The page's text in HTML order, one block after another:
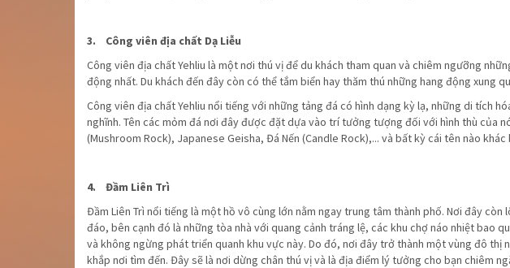
3. Công viên địa chất Dạ Liễu
Công viên địa chất Yehliu là một nơi thú vị để du khách tham quan và chiêm ngưỡng
động nhất. Du khách đến đây còn có thể tắm biển hay thăm thú những hang động xung
Công viên địa chất Yehliu nổi tiếng với những tảng đá có hình dạng kỳ lạ, những di tích
nghĩnh. Tên các mỏm đá nơi đây được đặt dựa vào trí tưởng tượng đối với hình thù của
(Mushroom Rock), Japanese Geisha, Đá Nến (Candle Rock),... và bất kỳ cái tên nào
4. Đầm Liên Trì
Đầm Liên Trì nổi tiếng là một hồ vô cùng lớn nằm ngay trung tâm thành phố. Nơi đây
đáo, bên cạnh đó là những tòa nhà với quang cảnh tráng lệ, các khu chợ náo nhiệt bao
và không ngừng phát triển quanh khu vực này. Do đó, nơi đây trở thành một vùng đô thị
khắp nơi tìm đến. Đây sẽ là nơi dừng chân thú vị và là địa điểm lý tưởng cho bạn chiêm